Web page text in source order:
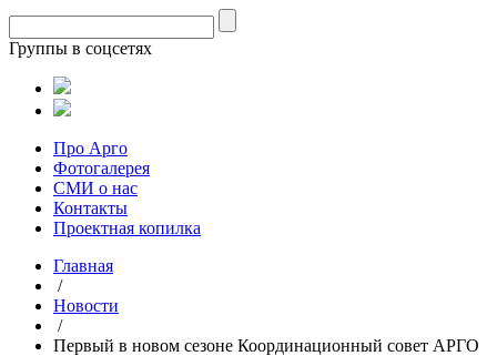
Группы в соцсетях
Про Арго
Фотогалерея
СМИ о нас
Контакты
Проектная копилка
Главная
/
Новости
/
Первый в новом сезоне Координационный совет АРГО